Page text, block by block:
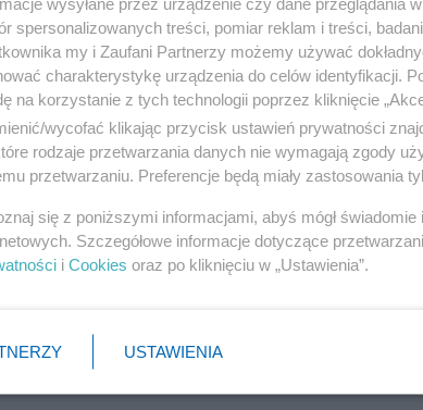
Blood", zapowiadający trzeci album artysty.
Mendes". Wtedy piosenkarz był już
spersonalizowanych treści, pomiar reklam i treści,
my i Zaufani Partnerzy możemy używać
charakterystykę urządzenia do celów identyfikacji.
na korzystanie z tych technologii poprzez kliknięcie
wycofać klikając przycisk ustawień prywatności
rodzaje przetwarzania danych nie wymagają zgody
przetwarzaniu. Preferencje będą miały zastosowania
się z poniższymi informacjami, abyś mógł
Szczegółowe informacje dotyczące
i Cookies oraz po kliknięciu w „Ustawienia”.
USTAWIENIA